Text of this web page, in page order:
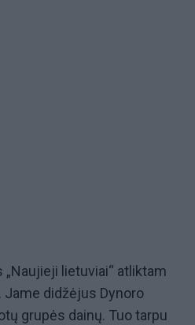
lietuviai“ atliktam
didžėjus Dynoro
grupės dainų. Tuo tarpu